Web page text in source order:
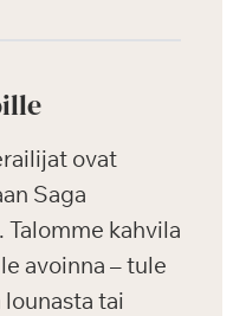
ovat
Saga
kahvila
avoinna – tule
tai